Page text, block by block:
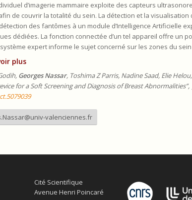
d’imagerie mammaire exploite des capteurs
de couvrir la totalité du sein. La détection et la
des fantômes à un module d’Intelligence Artificielle
dédiées. La fonction connectée d’un tel appareil offre un
expert informe le sujet concerné sur les zones du
plus
Georges Nassar, Toshima Z Parris, Nadine Saad, Elie
for a Soft Screening and Diagnosis of Breast Abnormalities
valenciennes.fr
Cité Scientifique
Avenue Henri Poincaré